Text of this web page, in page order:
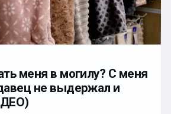
меня в могилу? С меня
не выдержал и